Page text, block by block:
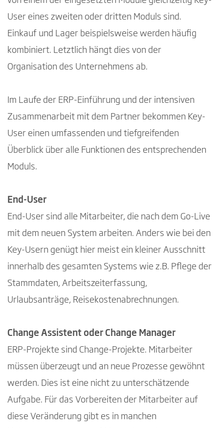
User eines zweiten oder dritten Moduls sind.
Einkauf und Lager beispielsweise werden häufig
kombiniert. Letztlich hängt dies von der
Organisation des Unternehmens ab.
Im Laufe der ERP-Einführung und der intensiven
Zusammenarbeit mit dem Partner bekommen Key-
User einen umfassenden und tiefgreifenden
Überblick über alle Funktionen des entsprechenden
Moduls.
End-User
End-User sind alle Mitarbeiter, die nach dem Go-Live
mit dem neuen System arbeiten. Anders wie bei den
Key-Usern genügt hier meist ein kleiner Ausschnitt
innerhalb des gesamten Systems wie z.B. Pflege der
Stammdaten, Arbeitszeiterfassung,
Urlaubsanträge, Reisekostenabrechnungen.
Change Assistent oder Change Manager
ERP-Projekte sind Change-Projekte. Mitarbeiter
müssen überzeugt und an neue Prozesse gewöhnt
werden. Dies ist eine nicht zu unterschätzende
Aufgabe. Für das Vorbereiten der Mitarbeiter auf
diese Veränderung gibt es in manchen